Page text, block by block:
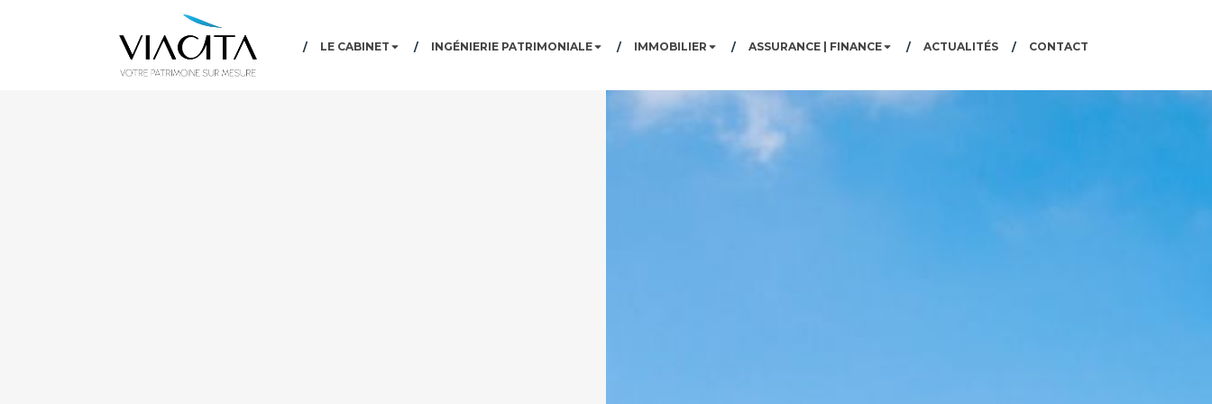
LE CABINET INGÉNIERIE PATRIMONIALE IMMOBILIER ASSURANCE | FINANCE ACTUALITÉS CONTACT